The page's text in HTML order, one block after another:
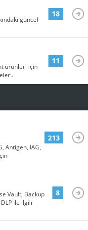
güncel
18
ürünleri için
11
Antigen, IAG,
213
Vault, Backup
ile ilgili
8